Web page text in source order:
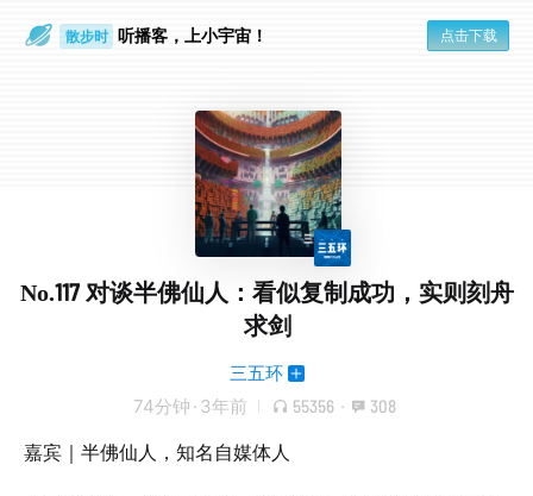
散步时
通勤路上
听播客，上小宇宙！ 点击下载
No.117 对谈半佛仙人：看似复制成功，实则刻舟
求剑
三五环
74分钟 · 3年前 55356 · 308
嘉宾｜半佛仙人，知名自媒体人